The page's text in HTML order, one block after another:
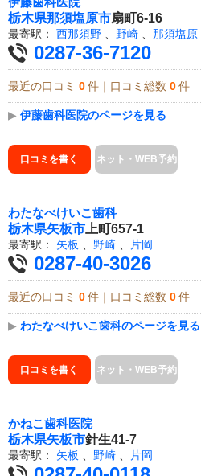
伊藤歯科医院
栃木県那須塩原市扇町6-16
最寄駅： 西那須野 、 野崎 、 那須塩原
0287-36-7120
最近の口コミ 0 件｜口コミ総数 0 件
▶ 伊藤歯科医院のページを見る
口コミを書く ネット・WEB予約
わたなべけいこ歯科
栃木県矢板市 上町657-1
最寄駅： 矢板 野崎 片岡
0287-40-3026
最近の口コミ 0 件｜口コミ総数 0 件
▶ わたなべけいこ歯科のページを見る
口コミを書く ネット・WEB予約
かねこ歯科医院
栃木県矢板市針生41-7
最寄駅： 矢板 野崎 片岡